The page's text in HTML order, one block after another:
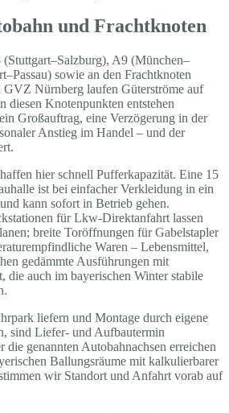
und Frachtknoten
A9 (München–
sowie an den Frachtknoten
Nürnberg laufen Güterströme auf
diesen Knotenpunkten entstehen
Großauftrag, eine Verzögerung in der
Anstieg im Handel – und der
hier schnell Pufferkapazität. Eine 15
ist bei einfacher Verkleidung in ein
kann sofort in Betrieb gehen.
für Lkw-Direktanfahrt lassen
breite Toröffnungen für Gabelstapler
Waren – Lebensmittel,
gedämmte Ausführungen mit
die auch im bayerischen Winter stabile
liefern und Montage durch eigene
sind Liefer- und Aufbautermin
genannten Autobahnachsen erreichen
Ballungsräume mit kalkulierbarer
wir Standort und Anfahrt vorab auf